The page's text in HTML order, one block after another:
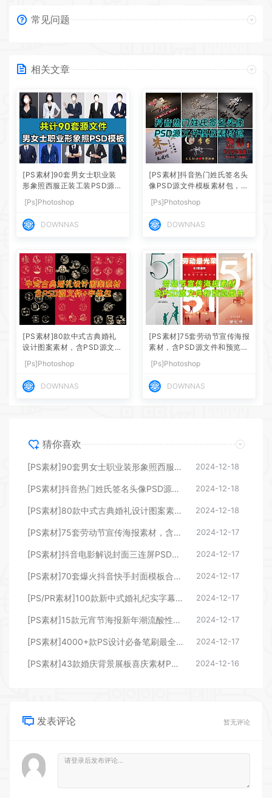
常见问题
相关文章
[PS素材]90套男女士职业装
形象照西服正装工装PSD源文
[Ps]Photoshop
DOWNNAS
[PS素材]抖音热门姓氏签名头
像PSD源文件模板素材包，超
[Ps]Photoshop
DOWNNAS
[PS素材]80款中式古典婚礼
设计图案素材，含PSD源文件
[Ps]Photoshop
DOWNNAS
[PS素材]75套劳动节宣传海报
素材，含PSD源文件和预览图
[Ps]Photoshop
DOWNNAS
猜你喜欢
[PS素材]90套男女士职业装形象照西服正装工装PSD源文件素材模板 2024-12-18
[PS素材]抖音热门姓氏签名头像PSD源文件模板素材包，超30G素材合集 2024-12-18
[PS素材]80款中式古典婚礼设计图案素材，含PSD源文件+字体包 2024-12-18
[PS素材]75套劳动节宣传海报素材，含PSD源文件和预览图片 2024-12-17
[PS素材]抖音电影解说封面三连屏PSD模板，一键制作高品质效果封面图 2024-12-17
[PS素材]70套爆火抖音快手封面模板合集，高品质一键做出绝美封面效果 2024-12-17
[PS/PR素材]100款新中式婚礼纪实字幕模板PSD排版PR婚礼文字模板 2024-12-17
[PS素材]15款元宵节海报新年潮流酸性设计素材PSD模板源文件 2024-12-17
[PS素材]4000+款PS设计必备笔刷最全收集整理类型多样式全 2024-12-17
[PS素材]43款婚庆背景展板喜庆素材PSD源文件+3800张实拍图 2024-12-16
发表评论 暂无评论